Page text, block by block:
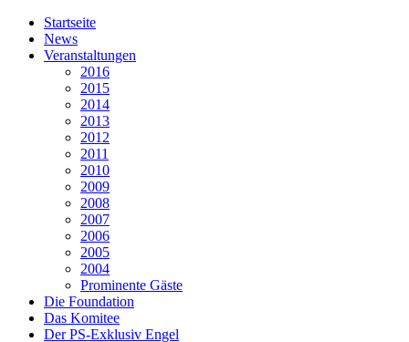
Startseite
News
Veranstaltungen
2016
2015
2014
2013
2012
2011
2010
2009
2008
2007
2006
2005
2004
Prominente Gäste
Die Foundation
Das Komitee
Der PS-Exklusiv Engel